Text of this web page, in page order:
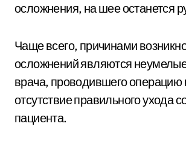
осложнения, на шее останется
Чаще всего, причинами
осложнений являются
врача, проводившего операцию
отсутствие правильного ухода
пациента.